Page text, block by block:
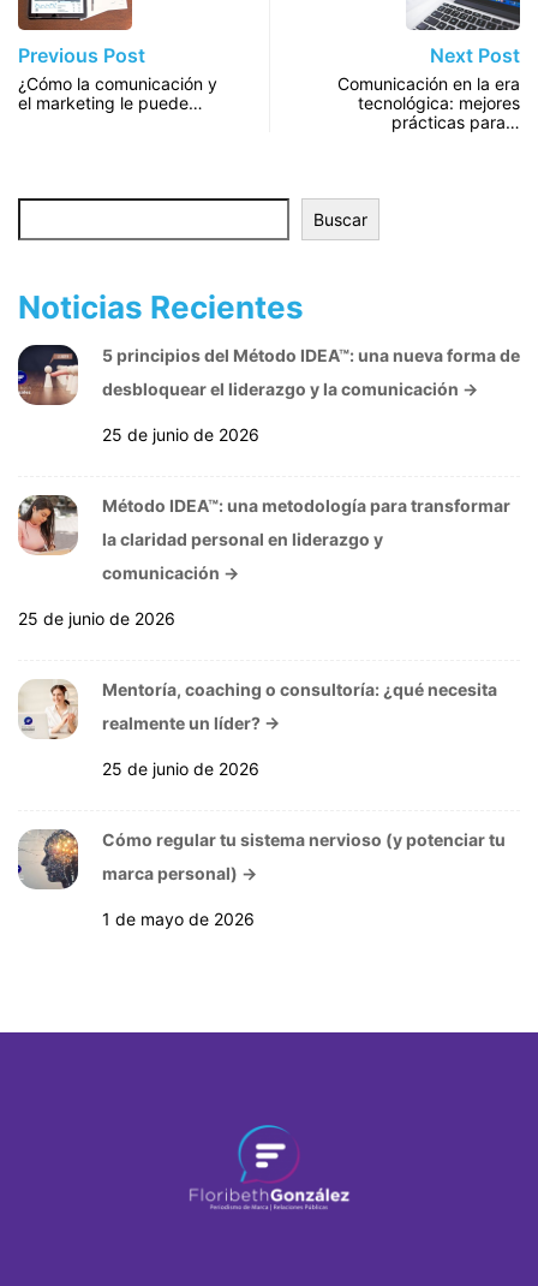
Previous Post
¿Cómo la comunicación y
el marketing le puede…
Next Post
Comunicación en la era
tecnológica: mejores
prácticas para…
Buscar
Noticias Recientes
5 principios del Método IDEA™: una nueva forma de
desbloquear el liderazgo y la comunicación →
25 de junio de 2026
Método IDEA™: una metodología para transformar
la claridad personal en liderazgo y
comunicación →
25 de junio de 2026
Mentoría, coaching o consultoría: ¿qué necesita
realmente un líder? →
25 de junio de 2026
Cómo regular tu sistema nervioso (y potenciar tu
marca personal) →
1 de mayo de 2026